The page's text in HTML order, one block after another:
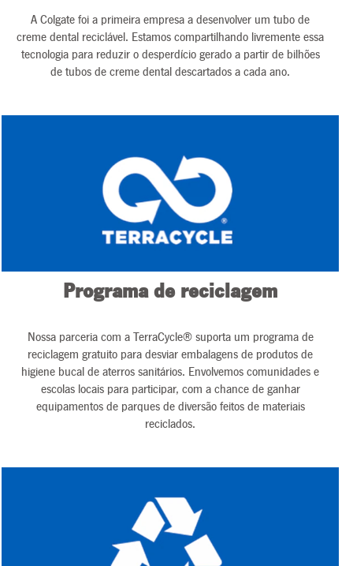
A Colgate foi a primeira empresa a desenvolver um tubo de
creme dental reciclável. Estamos compartilhando livremente essa
tecnologia para reduzir o desperdício gerado a partir de bilhões
de tubos de creme dental descartados a cada ano.
Programa de reciclagem
Nossa parceria com a TerraCycle® suporta um programa de
reciclagem gratuito para desviar embalagens de produtos de
higiene bucal de aterros sanitários. Envolvemos comunidades e
escolas locais para participar, com a chance de ganhar
equipamentos de parques de diversão feitos de materiais
reciclados.